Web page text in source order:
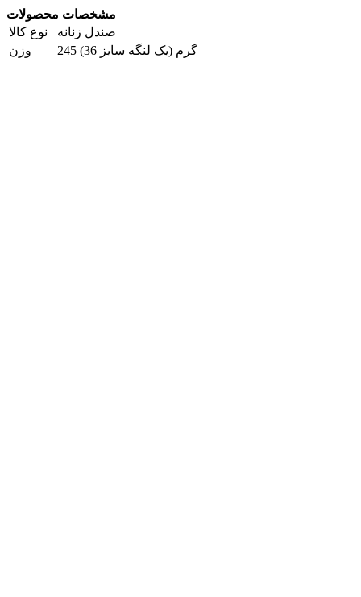
مشخصات محصولات
نوع کالا
صندل زنانه
وزن
245 گرم (یک لنگه سایز 36)